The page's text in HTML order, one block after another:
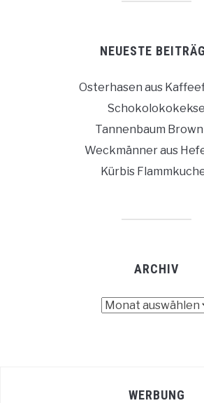
NEUESTE
Osterhasen aus
Schokolokokekse
Tannenbaum
Weckmänner aus
Kürbis
ARCHIV
WERBUNG